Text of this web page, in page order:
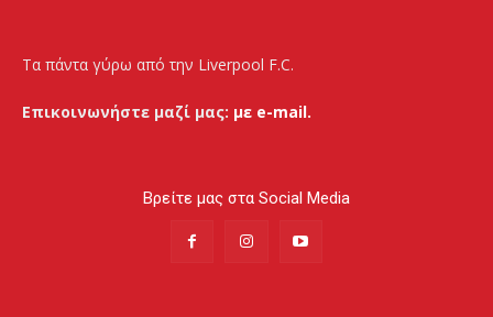
Τα πάντα γύρω από την Liverpool F.C.
Επικοινωνήστε μαζί μας: με e-mail.
Βρείτε μας στα Social Media